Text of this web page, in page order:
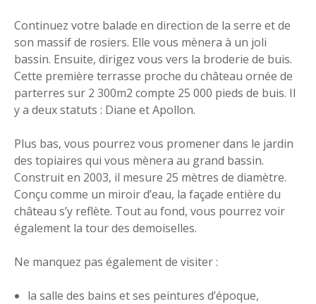
Continuez votre balade en direction de la serre et de
son massif de rosiers. Elle vous mènera à un joli
bassin. Ensuite, dirigez vous vers la broderie de buis.
Cette première terrasse proche du château ornée de
parterres sur 2 300m2 compte 25 000 pieds de buis. Il
y a deux statuts : Diane et Apollon.
Plus bas, vous pourrez vous promener dans le jardin
des topiaires qui vous mènera au grand bassin.
Construit en 2003, il mesure 25 mètres de diamètre.
Conçu comme un miroir d’eau, la façade entière du
château s’y reflète. Tout au fond, vous pourrez voir
également la tour des demoiselles.
Ne manquez pas également de visiter :
la salle des bains et ses peintures d’époque,